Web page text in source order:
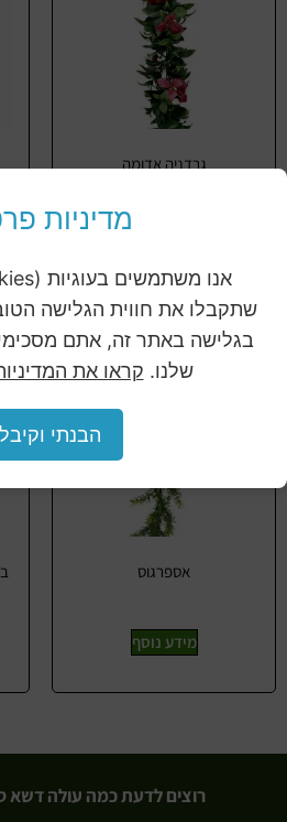
מדיניות
שתקבלו את חווית הגלישה
בגלישה באתר זה, אתם
שלנו. קראו את
הבנתי
גרדניה אדומה
אספרגוס
מידע נוסף
רוצים לדעת כמה עולה דשא